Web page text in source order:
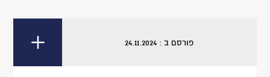
פורסם ב : 24.11.2024